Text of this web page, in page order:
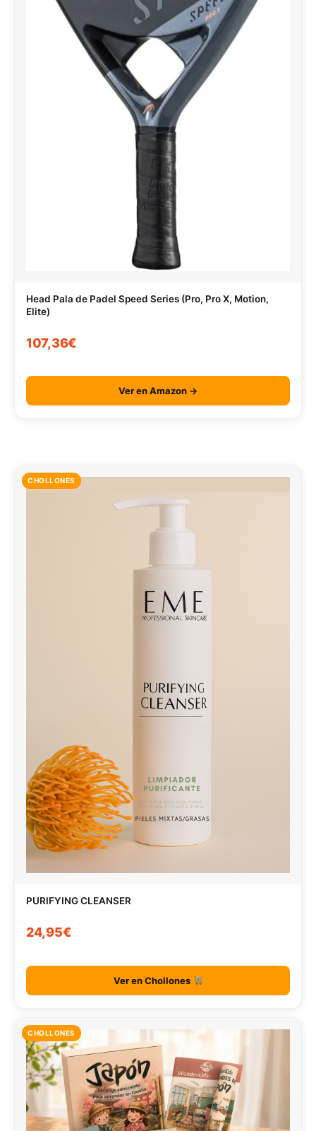
Head Pala de Padel Speed Series (Pro, Pro X, Motion,
Elite)
107,36€
Ver en Amazon →
CHOLLONES
PURIFYING CLEANSER
24,95€
Ver en Chollones
CHOLLONES